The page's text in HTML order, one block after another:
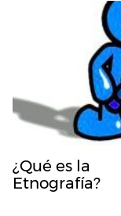
¿Qué es la
Etnografía?